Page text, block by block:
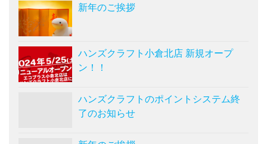
新年のご挨拶
ハンズクラフト小倉北店 新規オープ
ン！！
ハンズクラフトのポイントシステム終
了のお知らせ